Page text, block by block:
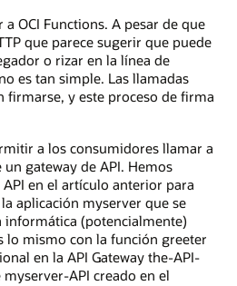
OCI Functions. A pesar de que
que parece sugerir que puede
o rizar en la línea de
es tan simple. Las llamadas
firmarse, y este proceso de firma
a los consumidores llamar a
gateway de API. Hemos
en el artículo anterior para
aplicación myserver que se
informática (potencialmente)
lo mismo con la función greeter
en la API Gateway the-API-
API creado en el